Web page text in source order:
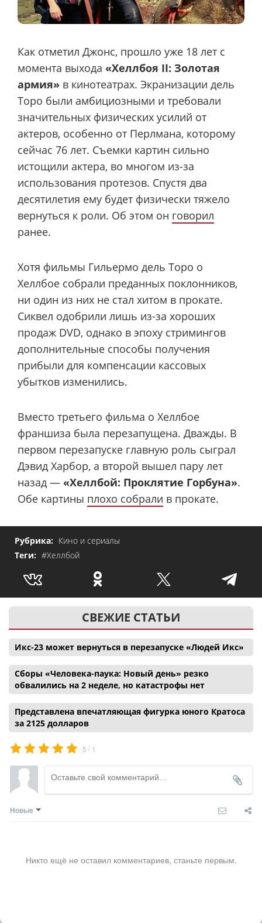
Как отметил Джонс, прошло уже 18 лет с
момента выхода «Хеллбоя II: Золотая
армия» в кинотеатрах. Экранизации дель
Торо были амбициозными и требовали
значительных физических усилий от
актеров, особенно от Перлмана, которому
сейчас 76 лет. Съемки картин сильно
истощили актера, во многом из-за
использования протезов. Спустя два
десятилетия ему будет физически тяжело
вернуться к роли. Об этом он говорил
ранее.
Хотя фильмы Гильермо дель Торо о
Хеллбое собрали преданных поклонников,
ни один из них не стал хитом в прокате.
Сиквел одобрили лишь из-за хороших
продаж DVD, однако в эпоху стримингов
дополнительные способы получения
прибыли для компенсации кассовых
убытков изменились.
Вместо третьего фильма о Хеллбое
франшиза была перезапущена. Дважды. В
первом перезапуске главную роль сыграл
Дэвид Харбор, а второй вышел пару лет
назад — «Хеллбой: Проклятие Горбуна».
Обе картины плохо собрали в прокате.
Рубрика: Кино и сериалы
Теги: #Хеллбой
СВЕЖИЕ СТАТЬИ
Икс-23 может вернуться в перезапуске «Людей Икс»
Сборы «Человека-паука: Новый день» резко
обвалились на 2 неделе, но катастрофы нет
Представлена впечатляющая фигурка юного Кратоса
за 2125 долларов
5 / 1
Новые
Никто ещё не оставил комментариев, станьте первым.